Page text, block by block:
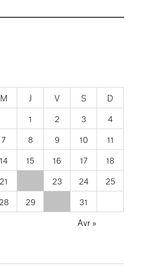
M J V S
D
1
2 3
4
7 8 9 10
11
14 15 16 17
18
21 23 24
25
28 29
31
Avr »